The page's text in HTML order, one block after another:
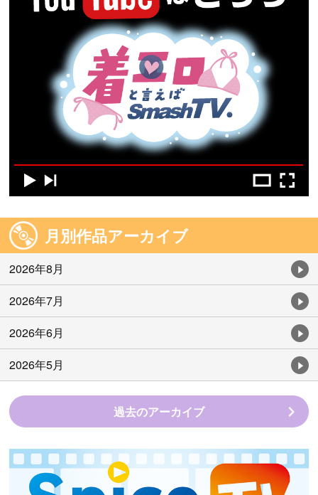
月別作品アーカイブ
2026年8月
2026年7月
2026年6月
2026年5月
過去のアーカイブ